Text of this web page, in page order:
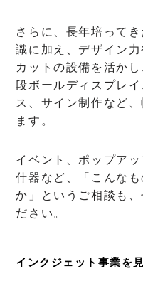
さらに、長年培って
識に加え、デザイン
カットの設備を活か
段ボールディスプレ
ス、サイン制作など
ます。
イベント、ポップア
什器など、「こんな
か」というご相談も
ださい。
インクジェット事業を